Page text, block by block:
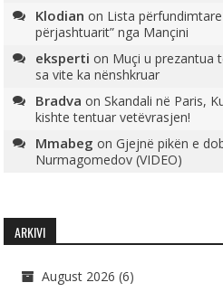
Klodian on Lista
përjashtuarit” nga Mançini
eksperti on Muçi u prezantua
sa vite ka nënshkruar
Bradva onSkandali në Paris,
kishte tentuar vetëvrasjen!
Mmabeg onGjejnë pikën e
Nurmagomedov (VIDEO)
ARKIVI
August 2026 (6)